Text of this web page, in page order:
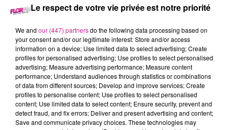
Dany Boon
Crédit :Georges Biard
Dany Boon tournera sa première série avec Netflix. Une série
pour laquelle il sera réalisateur et acteur. Ce sera un projet
très « ch’ti » intitulé Johnny Biloute, qui raconte la vie d’un
club de motards. Lui jouera un biker nommé Rudy, prêt à tout
pour défendre son club de motards et la mémoire de son
idole Johnny Hallyday ».
Le respect de votre vie privée est notre priorité
We and our (447) partnersdo the following data processing based on
your consent and/or our legitimate interest: Store and/or access
information on a device; Use limited data to select advertising; Create
profiles for personalised advertising; Use profiles to select personalised
advertising; Measure advertising performance; Measure content
performance; Understand audiences through statistics or combinations
of data from different sources; Develop and improve services; Create
profiles to personalise content; Use profiles to select personalised
content; Use limited data to select content; Ensure security, prevent and
detect fraud, and fix errors; Deliver and present advertising and content;
Save and communicate privacy choices. These technologies may